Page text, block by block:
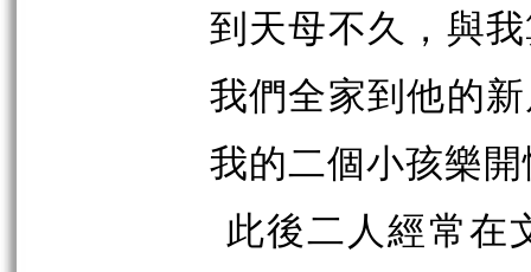
到天母不久，與
我們全家到他的
我的二個小孩樂
此後二人經常在